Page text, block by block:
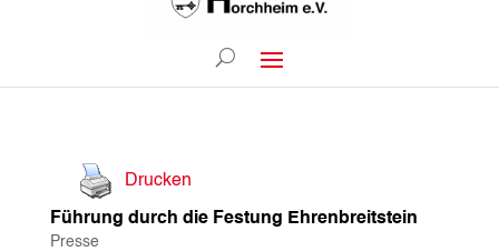
Drucken
Führung durch die Festung Ehrenbreitstein
Presse